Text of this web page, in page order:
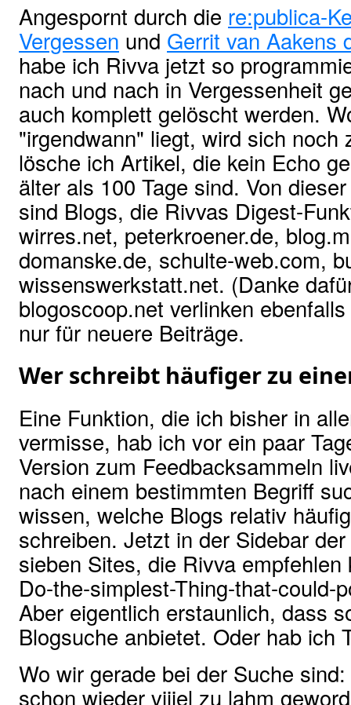
Angespornt durch die re:publica-
Vergessen und Gerrit van Aakens
habe ich Rivva jetzt so
nach und nach in Vergessenheit
auch komplett gelöscht werden.
"irgendwann" liegt, wird sich noch
lösche ich Artikel, die kein Echo
älter als 100 Tage sind. Von
sind Blogs, die Rivvas Digest-
wirres.net, peterkroener.de,
domanske.de, schulte-web.com,
wissenswerkstatt.net. (Danke
blogoscoop.net verlinken
nur für neuere Beiträge.
Wer schreibt häufiger zu
Eine Funktion, die ich bisher in
vermisse, hab ich vor ein paar
Version zum Feedbacksammeln
nach einem bestimmten Begriff
wissen, welche Blogs relativ
schreiben. Jetzt in der Sidebar
sieben Sites, die Rivva
Do-the-simplest-Thing-that-could-
Aber eigentlich erstaunlich, dass
Blogsuche anbietet. Oder hab ich
Wo wir gerade bei der Suche
schon wieder viiiel zu lahm